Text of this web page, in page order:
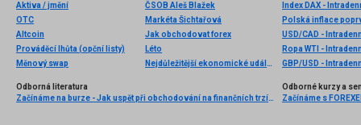
Aktiva / jmění
OTC
Altcoin
Prováděcí lhůta (opční listy)
Měnový swap
ČSOB Aleš Blažek
Markéta Šichtařová
Jak obchodovat forex
Léto
Nejdůležitější ekonomické události
Index DAX -
USD/CAD -
Ropa WTI -
GBP/USD -
Odborná literatura
Začínáme na burze - Jak uspět při obchodování na finančních trzích (1. vydání)
Odborné kurzy a
Začínáme s